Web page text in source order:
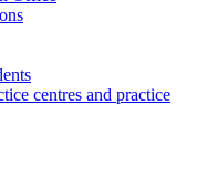
centres and practice